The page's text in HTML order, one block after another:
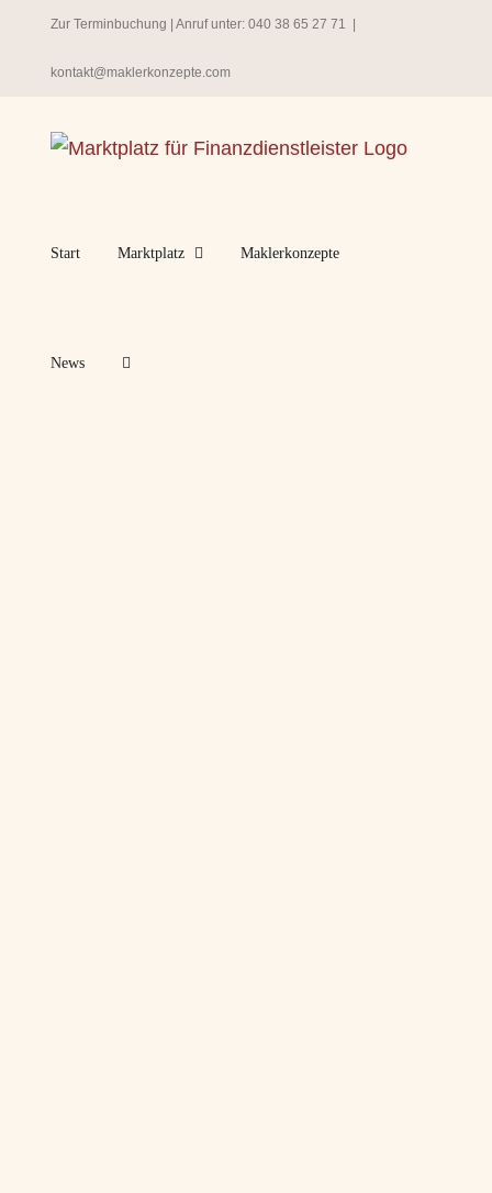
springen
Zur Terminbuchung | Anruf unter: 040 38 65 27 71
kontakt@maklerkonzepte.com
Start Marktplatz Maklerkonzepte
News